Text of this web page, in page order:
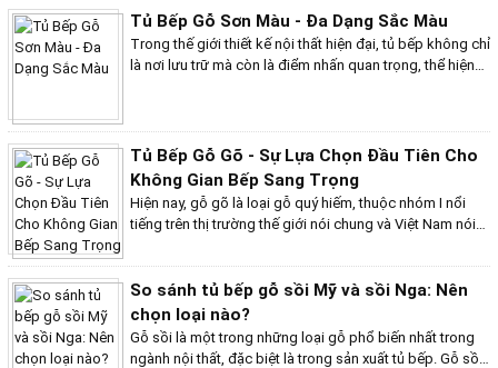
Liên hệ
Trang chủ
Giới thiệu
Hệ thống cửa hàng
Khuyến mãi
Liên hệ
Tuyển dụng
thể hiện cá tính và gu thẩm mỹ của gia chủ. Những mẫu
tủ bếp có thiết kế độc đáo, sáng tạo dưới đây sẽ mang
đến cho bạn nguồn cảm hứng mới mẻ, từ sự kết hợp hài
Tủ Bếp Gỗ Sơn Màu - Đa Dạng Sắc Màu
Trong thế giới thiết kế nội thất hiện đại, tủ bếp không chỉ
là nơi lưu trữ mà còn là điểm nhấn quan trọng, thể hiện
giải pháp hoàn hảo, kết hợp giữa vẻ đẹp thẩm mỹ và
chức năng tiện dụng. Với sự đa dạng về màu sắc, chất
liệu, và công nghệ sơn mới nhất, tủ bếp gỗ sơn màu
mang đến không gian bếp sự sang trọng và đầy tinh tế,
đáp ứng mọi nhu cầu của các gia đình.
Tủ Bếp Gỗ Gõ - Sự Lựa Chọn Đầu Tiên Cho
Không Gian Bếp Sang Trọng
Hiện nay, gỗ gõ là loại gỗ quý hiếm, thuộc nhóm I nổi
tiếng trên thị trường thế giới nói chung và Việt Nam nói
sắc sang trọng và khả năng chống mối mọt, gỗ gõ đã
trở thành lựa chọn ưu tiên cho các sản phẩm nội thất
cao cấp. Trong đó, tủ bếp gỗ gõ không chỉ mang lại vẻ
đẹp thẩm mỹ mà còn có những ưu điểm vượt trội về độ
bền và tính năng sử dụng.
So sánh tủ bếp gỗ sồi Mỹ và sồi Nga: Nên
chọn loại nào?
Gỗ sồi là một trong những loại gỗ phổ biến nhất trong
ngành nội thất, đặc biệt là trong sản xuất tủ bếp. Gỗ sồi